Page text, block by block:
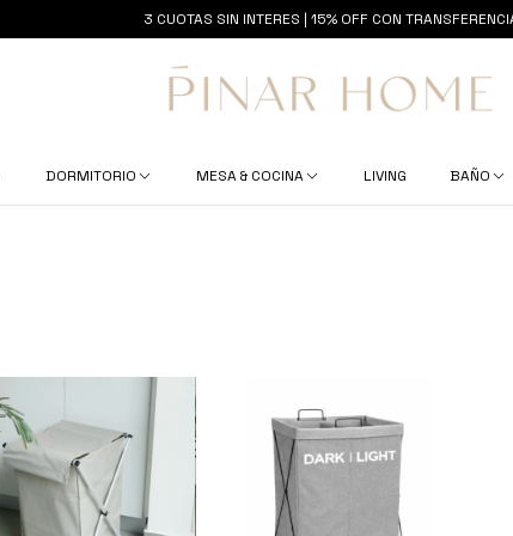
3 CUOTAS SIN INTERES | 15% OFF CON
DORMITORIO MESA & COCINA LIVING BAÑO